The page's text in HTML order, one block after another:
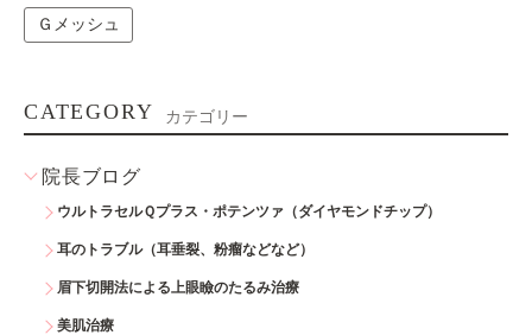
Ｇメッシュ
CATEGORY カテゴリー
院長ブログ
ウルトラセルＱプラス・ポテンツァ（ダイヤモンドチップ）
耳のトラブル（耳垂裂、粉瘤などなど）
眉下切開法による上眼瞼のたるみ治療
美肌治療